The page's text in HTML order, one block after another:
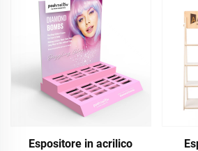
tabaccherie e negozi di
sigarette
Ideali
Espositore in acrilico